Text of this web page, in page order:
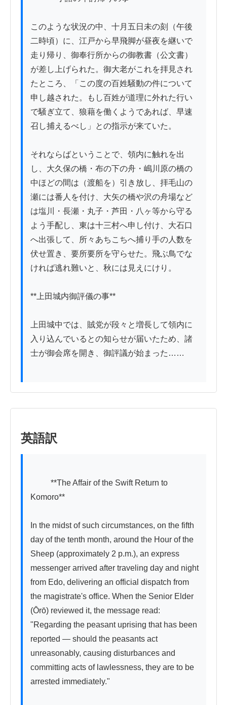
このような状況の中、十月五日未の刻（午後
二時頃）に、江戸から早飛脚が昼夜を継いで
走り帰り、御奉行所からの御教書（公文書）
が差し上げられた。御大老がこれを拝見され
たところ、「この度の百姓騒動の件について
申し越された。もし百姓が道理に外れた行い
で騒ぎ立て、狼藉を働くようであれば、早速
召し捕えるべし」との指示が来ていた。
それならばということで、領内に触れを出
し、大久保の橋・布の下の舟・嶋川原の橋の
中ほどの間は（渡船を）引き放し、拝毛山の
瀬には番人を付け、大矢の橋や沢の舟場など
は塩川・長瀬・丸子・芦田・八ヶ等から守る
よう手配し、東は十三村へ申し付け、大石口
へ出張して、所々あちこちへ捕り手の人数を
伏せ置き、要所要所を守らせた。飛ぶ鳥でな
ければ逃れ難いと、秋には見えにけり。
**上田城内御評儀の事**
上田城中では、賊党が段々と増長して領内に
入り込んでいるとの知らせが届いたため、諸
士が御会席を開き、御評議が始まった……
英語訳
Komoro**
In the midst of such circumstances, on the fifth
day of the tenth month, around the Hour of the
Sheep (approximately 2 p.m.), an express
messenger arrived after traveling day and night
from Edo, delivering an official dispatch from
the magistrate's office. When the Senior Elder
(Ōrō) reviewed it, the message read:
"Regarding the peasant uprising that has been
reported — should the peasants act
unreasonably, causing disturbances and
committing acts of lawlessness, they are to be
arrested immediately."